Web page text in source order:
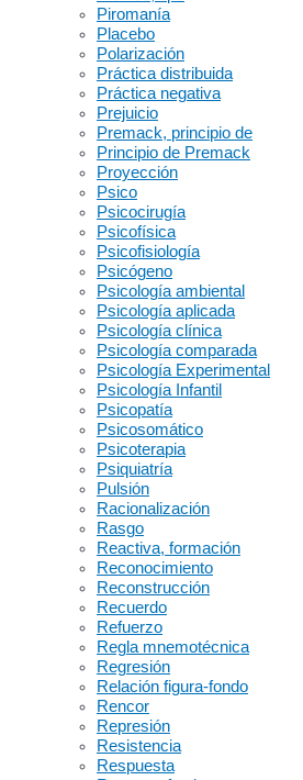
Piromanía
Placebo
Polarización
Práctica distribuida
Práctica negativa
Prejuicio
Premack, principio de
Principio de Premack
Proyección
Psico
Psicocirugía
Psicofísica
Psicofisiología
Psicógeno
Psicología ambiental
Psicología aplicada
Psicología clínica
Psicología comparada
Psicología Experimental
Psicología Infantil
Psicopatía
Psicosomático
Psicoterapia
Psiquiatría
Pulsión
Racionalización
Rasgo
Reactiva, formación
Reconocimiento
Reconstrucción
Recuerdo
Refuerzo
Regla mnemotécnica
Regresión
Relación figura-fondo
Rencor
Represión
Resistencia
Respuesta